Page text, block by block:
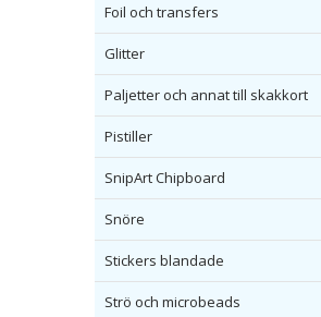
Foil och transfers
Glitter
Paljetter och annat till skakkort
Pistiller
SnipArt Chipboard
Snöre
Stickers blandade
Strö och microbeads